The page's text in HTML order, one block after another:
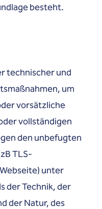
besteht.
technischer und
um
vorsätzliche
vollständigen
den unbefugten
TLS-
unter
der Technik, der
der Natur, des